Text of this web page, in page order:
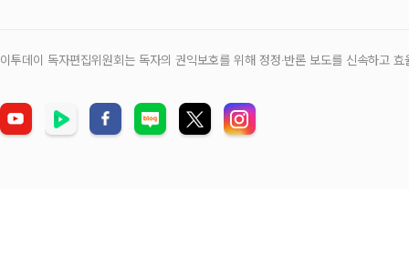
이투데이 독자편집위원회는 독자의 권익보호를 위해 정정‧반론 보도를 신속하고